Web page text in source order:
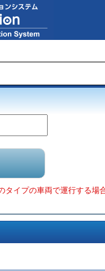
イプの車両で運行する場